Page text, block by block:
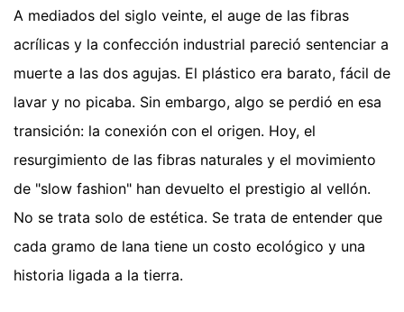
A mediados del siglo veinte, el auge de las fibras
acrílicas y la confección industrial pareció sentenciar a
muerte a las dos agujas. El plástico era barato, fácil de
lavar y no picaba. Sin embargo, algo se perdió en esa
transición: la conexión con el origen. Hoy, el
resurgimiento de las fibras naturales y el movimiento
de "slow fashion" han devuelto el prestigio al vellón.
No se trata solo de estética. Se trata de entender que
cada gramo de lana tiene un costo ecológico y una
historia ligada a la tierra.